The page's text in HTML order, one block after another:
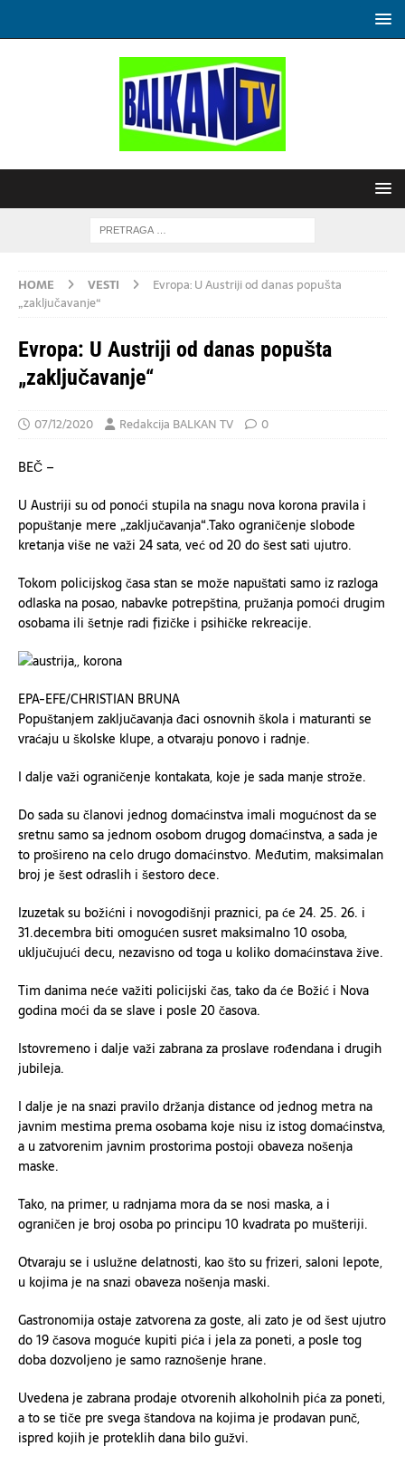
HOME VESTI
Evropa: U Austriji od danas popušta
„zaključavanje“
Evropa: U Austriji od danas popušta
„zaključavanje“
07/12/2020 Redakcija BALKAN TV 0
BEČ –
U Austriji su od ponoći stupila na snagu nova korona pravila i
popuštanje mere „zaključavanja“.Tako ograničenje slobode
kretanja više ne važi 24 sata, već od 20 do šest sati ujutro.
Tokom policijskog časa stan se može napuštati samo iz razloga
odlaska na posao, nabavke potrepština, pružanja pomoći drugim
osobama ili šetnje radi fizičke i psihičke rekreacije.
EPA-EFE/CHRISTIAN BRUNA
Popuštanjem zaključavanja đaci osnovnih škola i maturanti se
vraćaju u školske klupe, a otvaraju ponovo i radnje.
I dalje važi ograničenje kontakata, koje je sada manje strože.
Do sada su članovi jednog domaćinstva imali mogućnost da se
sretnu samo sa jednom osobom drugog domaćinstva, a sada je
to prošireno na celo drugo domaćinstvo. Međutim, maksimalan
broj je šest odraslih i šestoro dece.
Izuzetak su božićni i novogodišnji praznici, pa će 24. 25. 26. i
31.decembra biti omogućen susret maksimalno 10 osoba,
uključujući decu, nezavisno od toga u koliko domaćinstava žive.
Tim danima neće važiti policijski čas, tako da će Božić i Nova
godina moći da se slave i posle 20 časova.
Istovremeno i dalje važi zabrana za proslave rođendana i drugih
jubileja.
I dalje je na snazi pravilo držanja distance od jednog metra na
javnim mestima prema osobama koje nisu iz istog domaćinstva,
a u zatvorenim javnim prostorima postoji obaveza nošenja
maske.
Tako, na primer, u radnjama mora da se nosi maska, a i
ograničen je broj osoba po principu 10 kvadrata po mušteriji.
Otvaraju se i uslužne delatnosti, kao što su frizeri, saloni lepote,
u kojima je na snazi obaveza nošenja maski.
Gastronomija ostaje zatvorena za goste, ali zato je od šest ujutro
do 19 časova moguće kupiti pića i jela za poneti, a posle tog
doba dozvoljeno je samo raznošenje hrane.
Uvedena je zabrana prodaje otvorenih alkoholnih pića za poneti,
a to se tiče pre svega štandova na kojima je prodavan punč,
ispred kojih je proteklih dana bilo gužvi.